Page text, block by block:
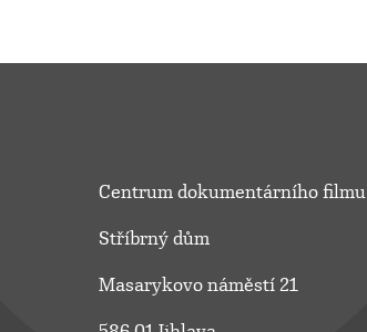
Centrum dokumentárního filmu
Stříbrný dům
Masarykovo náměstí 21